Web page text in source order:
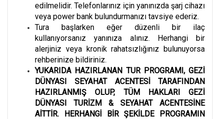
edilmelidir. Telefonlarınız için yanınızda şarj cihazı
veya power bank bulundurmanızı tavsiye ederiz.
Tura başlarken eğer düzenli bir ilaç
kullanıyorsanız yanınıza alınız. Herhangi bir
alerjiniz veya kronik rahatsızlığınız bulunuyorsa
rehberinize bildiriniz.
YUKARIDA HAZIRLANAN TUR PROGRAMI, GEZİ
DÜNYASI SEYAHAT ACENTESİ TARAFINDAN
HAZIRLANMIŞ OLUP, TÜM HAKLARI GEZİ
DÜNYASI TURİZM & SEYAHAT ACENTESİNE
AİTTİR. HERHANGİ BİR ŞEKİLDE PROGRAMIN